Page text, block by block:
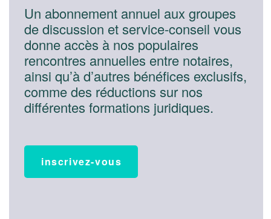
Un abonnement annuel aux groupes
de discussion et service-conseil vous
donne accès à nos populaires
rencontres annuelles entre notaires,
ainsi qu’à d’autres bénéfices exclusifs,
comme des réductions sur nos
différentes formations juridiques.
inscrivez-vous